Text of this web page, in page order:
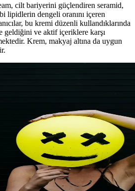
cilt bariyerini güçlendiren seramid,
lipidlerin dengeli oranını içeren
bu kremi düzenli kullandıklarında
geldiğini ve aktif içeriklere karşı
Krem, makyaj altına da uygun